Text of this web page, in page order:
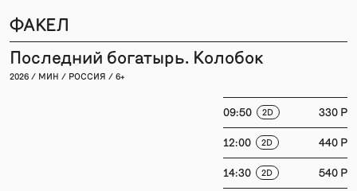
ФАКЕЛ
Последний богатырь. Колобок
2026 / МИН / РОССИЯ / 6+
09:50 2D 330 P
12:00 2D 440 P
14:30 2D 540 P